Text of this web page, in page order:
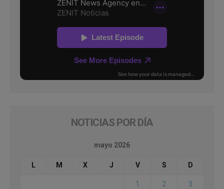
NOTICIAS POR DÍA
mayo 2026
L M X J V S D
1 2 3